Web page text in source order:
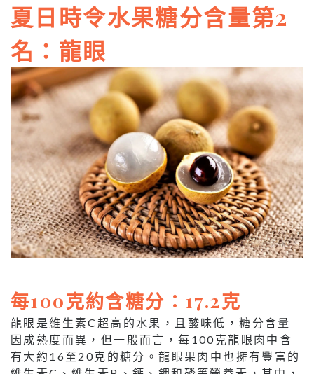
夏日時令水果糖分含量第2
名：龍眼
每100克約含糖分：17.2克
龍眼是維生素C超高的水果，且酸味低，糖分含量
因成熟度而異，但一般而言，每100克龍眼肉中含
有大約16至20克的糖分。龍眼果肉中也擁有豐富的